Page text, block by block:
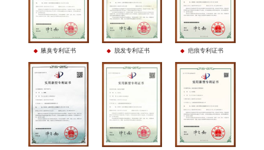
腋臭专利证书 脱发专利证书 疤痕专利证书